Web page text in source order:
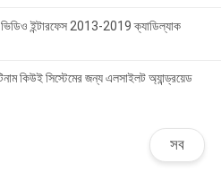
ভিডিও ইন্টারফেস 2013-2019 ক্যাডিল্যাক
কিউই সিস্টেমের জন্য এলসাইলট অ্যান্ড্রয়েড
সব